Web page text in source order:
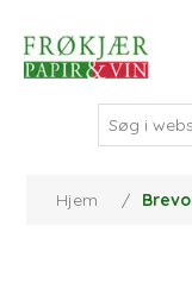
Hjem /